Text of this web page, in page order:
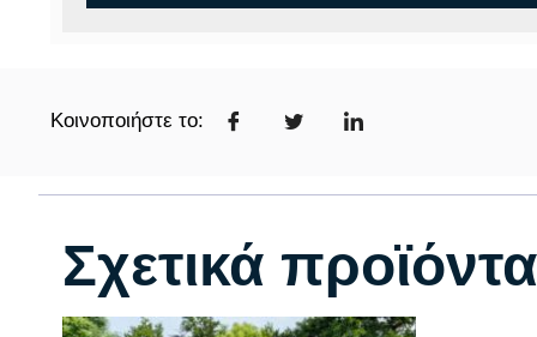
Κοινοποιήστε το:
Σχετικά προϊόντα